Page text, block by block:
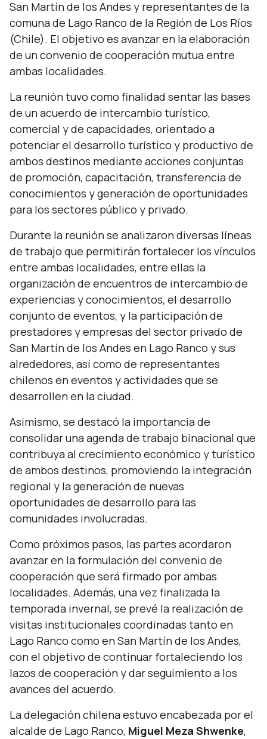
San Martín de los Andes y representantes de la
comuna de Lago Ranco de la Región de Los Ríos
(Chile). El objetivo es avanzar en la elaboración
de un convenio de cooperación mutua entre
ambas localidades.
La reunión tuvo como finalidad sentar las bases
de un acuerdo de intercambio turístico,
comercial y de capacidades, orientado a
potenciar el desarrollo turístico y productivo de
ambos destinos mediante acciones conjuntas
de promoción, capacitación, transferencia de
conocimientos y generación de oportunidades
para los sectores público y privado.
Durante la reunión se analizaron diversas líneas
de trabajo que permitirán fortalecer los vínculos
entre ambas localidades, entre ellas la
organización de encuentros de intercambio de
experiencias y conocimientos, el desarrollo
conjunto de eventos, y la participación de
prestadores y empresas del sector privado de
San Martín de los Andes en Lago Ranco y sus
alrededores, así como de representantes
chilenos en eventos y actividades que se
desarrollen en la ciudad.
Asimismo, se destacó la importancia de
consolidar una agenda de trabajo binacional que
contribuya al crecimiento económico y turístico
de ambos destinos, promoviendo la integración
regional y la generación de nuevas
oportunidades de desarrollo para las
comunidades involucradas.
Como próximos pasos, las partes acordaron
avanzar en la formulación del convenio de
cooperación que será firmado por ambas
localidades. Además, una vez finalizada la
temporada invernal, se prevé la realización de
visitas institucionales coordinadas tanto en
Lago Ranco como en San Martín de los Andes,
con el objetivo de continuar fortaleciendo los
lazos de cooperación y dar seguimiento a los
avances del acuerdo.
La delegación chilena estuvo encabezada por el
alcalde de Lago Ranco, Miguel Meza Shwenke,